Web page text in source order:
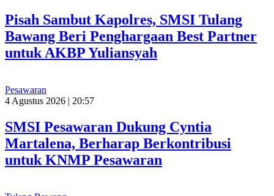
Pisah Sambut Kapolres, SMSI Tulang
Bawang Beri Penghargaan Best Partner
untuk AKBP Yuliansyah
Pesawaran
4 Agustus 2026 | 20:57
SMSI Pesawaran Dukung Cyntia
Martalena, Berharap Berkontribusi
untuk KNMP Pesawaran